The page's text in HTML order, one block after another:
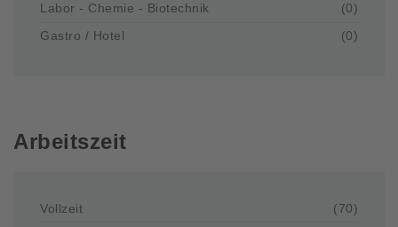
Labor - Chemie - Biotechnik
(0)
Gastro / Hotel
(0)
Arbeitszeit
Vollzeit
(70)